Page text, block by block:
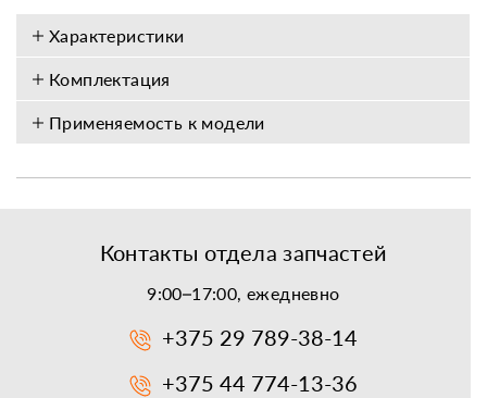
Характеристики
Комплектация
Применяемость к модели
Контакты отдела запчастей
9:00–17:00, ежедневно
+375 29 789-38-14
+375 44 774-13-36